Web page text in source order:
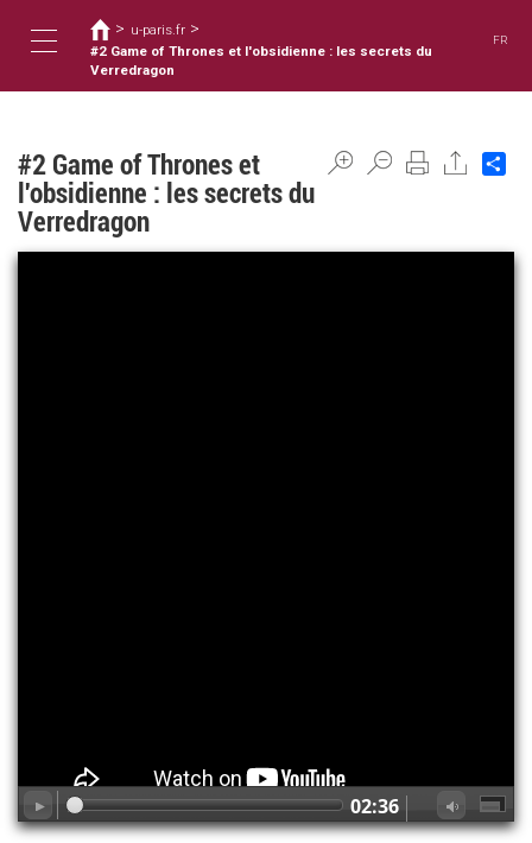
contenido
Toggle
navigation
Usted
está
aquí
> u-paris.fr >
#2 Game of Thrones et l'obsidienne : les secrets du
Verredragon
FR
#2 Game of Thrones et
l'obsidienne : les secrets du
Verredragon
02:36